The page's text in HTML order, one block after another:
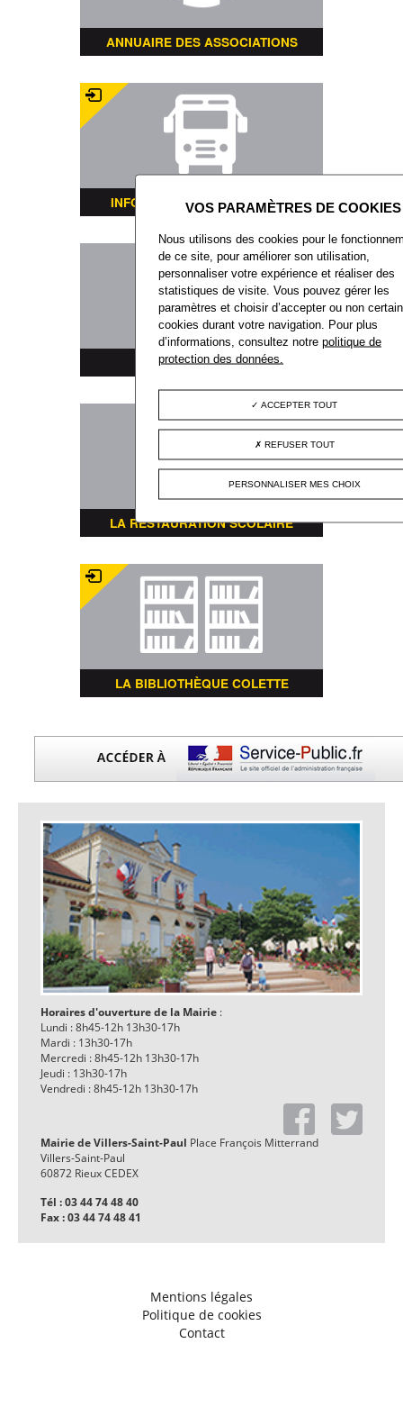
ANNUAIRE DES ASSOCIATIONS
INFORMATIONS TRANSPORTS
PLAN DE LA VILLE
LA RESTAURATION SCOLAIRE
LA BIBLIOTHÈQUE COLETTE
Horaires d'ouverture de la Mairie :
Lundi : 8h45-12h 13h30-17h
Mardi : 13h30-17h
Mercredi : 8h45-12h 13h30-17h
Jeudi : 13h30-17h
Vendredi : 8h45-12h 13h30-17h
Mairie de Villers-Saint-Paul Place François Mitterrand
Villers-Saint-Paul
60872 Rieux CEDEX
Tél : 03 44 74 48 40
Fax : 03 44 74 48 41
Mentions légales
Politique de cookies
Contact
Nous utilisons des cookies pour le
de ce site, pour améliorer son utilisation,
personnaliser votre expérience et réaliser des
statistiques de visite. Vous pouvez gérer les
paramètres et choisir d’accepter ou non
cookies durant votre navigation. Pour plus
d’informations, consultez notrepolitique de
protection des données.
ACCEPTER TOUT
REFUSER TOUT
PERSONNALISER MES CHOIX